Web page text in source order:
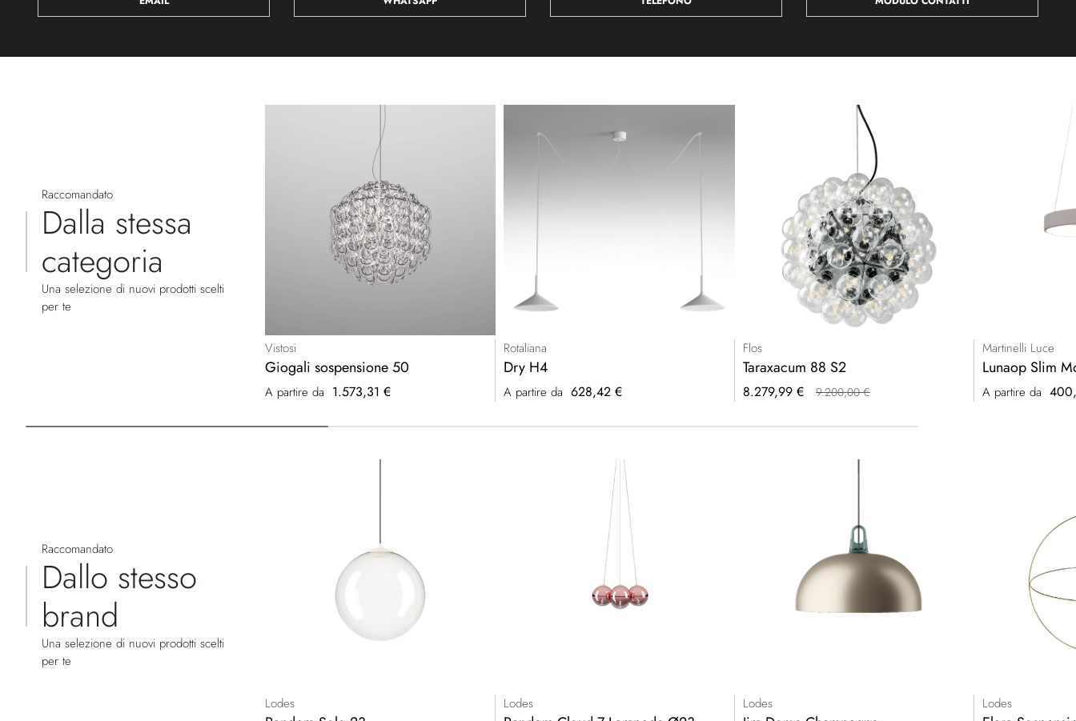
Raccomandato
Dalla stessa
categoria
Una selezione di nuovi prodotti scelti
per te
Vistosi
Giogali sospensione 50
A partire da 1.573,31 €
Rotaliana
Dry H4
A partire da 628,42 €
Flos
Taraxacum 88 S2
Prezzo
8.279,99 € 9.200,00 €
Martinelli Luce
Lunaop Slim
A partire da
Raccomandato
Dallo stesso
brand
Una selezione di nuovi prodotti scelti
per te
Lodes Lodes Lodes Lodes